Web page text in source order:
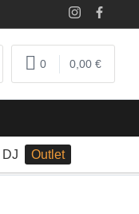
0 0,00 €
DJ Outlet